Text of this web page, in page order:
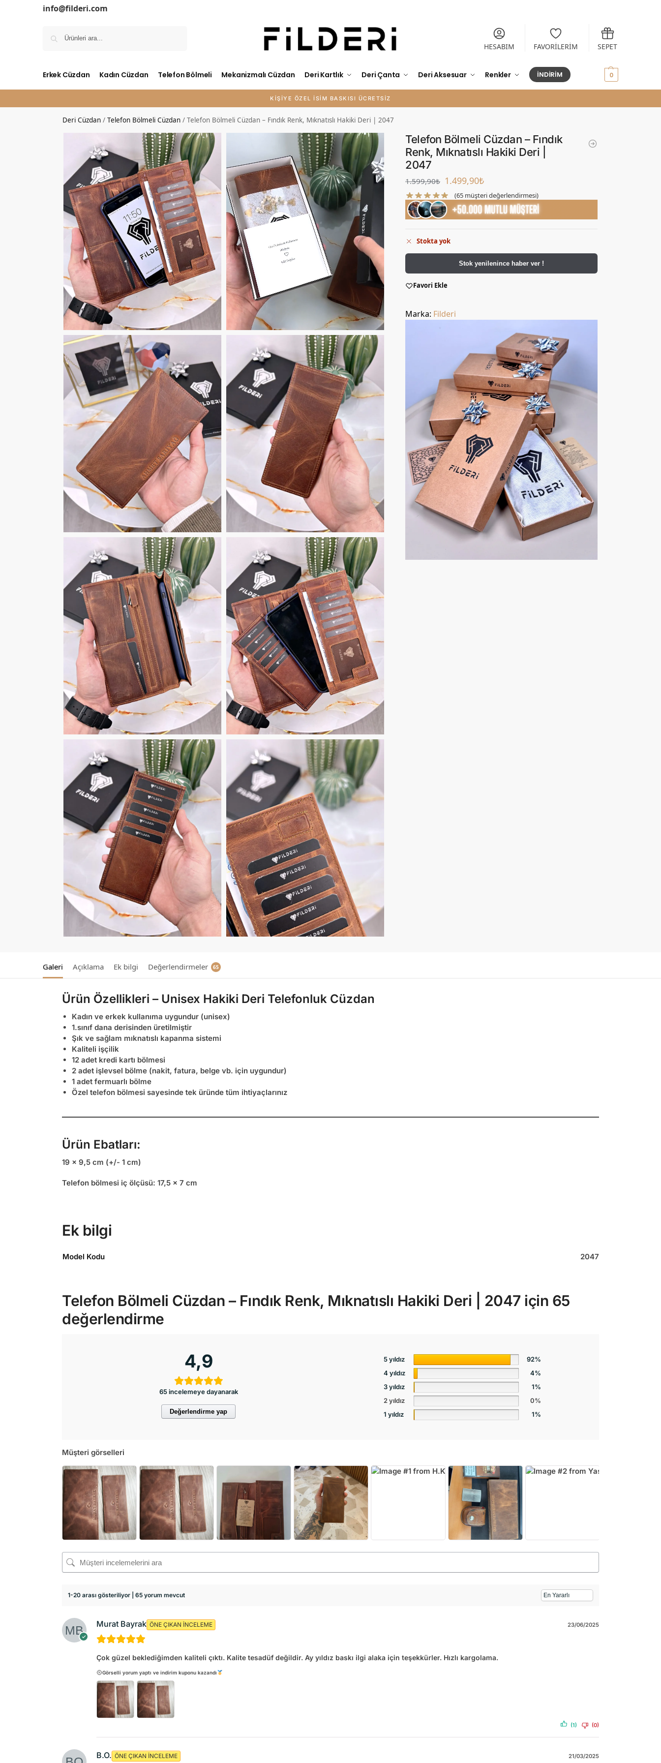
info@filderi.com
HESABIM FAVORİLERİM SEPET
Erkek Cüzdan Kadın Cüzdan Telefon Bölmeli Mekanizmalı Cüzdan Deri Kartlık Deri Çanta Deri Aksesuar Renkler İNDİRİM 0
HIZLI VE ÜCRETSİZ KARGO
Deri Cüzdan /Telefon Bölmeli Cüzdan /Telefon Bölmeli Cüzdan – Fındık Renk, Mıknatıslı Hakiki Deri | 2047
Telefon Bölmeli Cüzdan – Fındık
Renk, Mıknatıslı Hakiki Deri |
2047
1.599,90₺ 1.499,90₺
(65müşteri değerlendirmesi)
Stokta yok
Stok yenilenince haber ver !
Favori Ekle
Marka: Filderi
Galeri Açıklama Ek bilgi Değerlendirmeler 65
Ürün Özellikleri – Unisex Hakiki Deri Telefonluk Cüzdan
Kadın ve erkek kullanıma uygundur (unisex)
1.sınıf dana derisinden üretilmiştir
Şık ve sağlam mıknatıslı kapanma sistemi
Kaliteli işçilik
12 adet kredi kartı bölmesi
2 adet işlevsel bölme (nakit, fatura, belge vb. için uygundur)
1 adet fermuarlı bölme
Özel telefon bölmesi sayesinde tek üründe tüm ihtiyaçlarınız
Ürün Ebatları:
19 x 9,5 cm (+/- 1 cm)
Telefon bölmesi iç ölçüsü: 17,5 x 7 cm
Ek bilgi
Model Kodu 2047
Telefon Bölmeli Cüzdan – Fındık Renk, Mıknatıslı Hakiki Deri | 2047 için 65
değerlendirme
4,9
65 incelemeye dayanarak
Değerlendirme yap
5 yıldız
92%
4 yıldız
4%
3 yıldız
1%
2 yıldız
0%
1 yıldız
1%
Müşteri görselleri
1-20 arası gösteriliyor | 65 yorum mevcut
Murat Bayrak ÖNE ÇIKAN İNCELEME 23/06/2025
Çok güzel beklediğimden kaliteli çıktı. Kalite tesadüf değildir. Ay yıldız baskı ilgi alaka için teşekkürler. Hızlı kargolama.
Görselli yorum yaptı ve indirim kuponu kazandı
(1) (0)
B.O. ÖNE ÇIKAN İNCELEME 21/03/2025